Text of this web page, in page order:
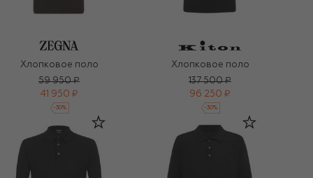
Хлопковое поло
59 950 ₽
41 950 ₽
-30%
Хлопковое поло
137 500 ₽
96 250 ₽
-30%